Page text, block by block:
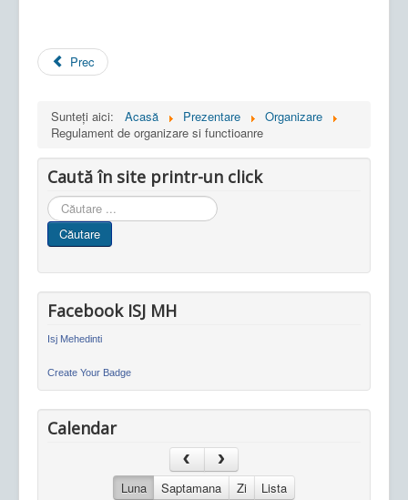
Prec
Sunteți aici: Acasă Prezentare
Organizare
Regulament de organizare si functioanre
Caută în site printr-un click
Cauta
in
site
Căutare
Facebook ISJ MH
Isj Mehedinti
Create Your Badge
Calendar
Luna Saptamana Zi Lista